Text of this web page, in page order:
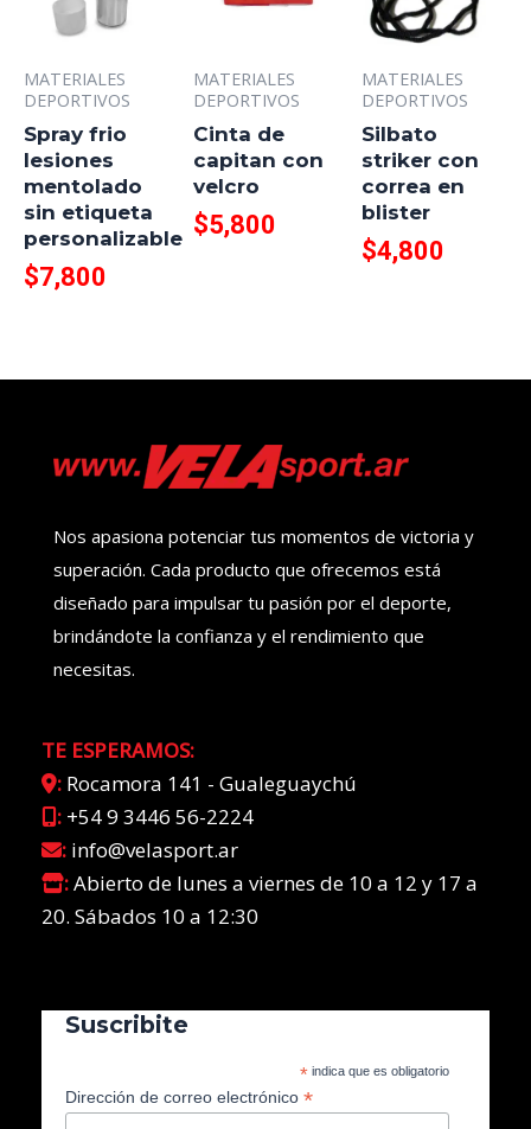
MATERIALES
DEPORTIVOS
Spray frio
lesiones
mentolado
sin etiqueta
personalizable
$7,800
MATERIALES
DEPORTIVOS
Cinta de
capitan con
velcro
$5,800
MATERIALES
DEPORTIVOS
Silbato
striker con
correa en
blister
$4,800
Nos apasiona potenciar tus momentos de victoria y
superación. Cada producto que ofrecemos está
diseñado para impulsar tu pasión por el deporte,
brindándote la confianza y el rendimiento que
necesitas.
TE ESPERAMOS:
: Rocamora 141 - Gualeguaychú
: +54 9 3446 56-2224
: info@velasport.ar
:Abierto de lunes a viernes de 10 a 12 y 17 a
20. Sábados 10 a 12:30
Suscribite
* indica que es obligatorio
Dirección de correo electrónico *